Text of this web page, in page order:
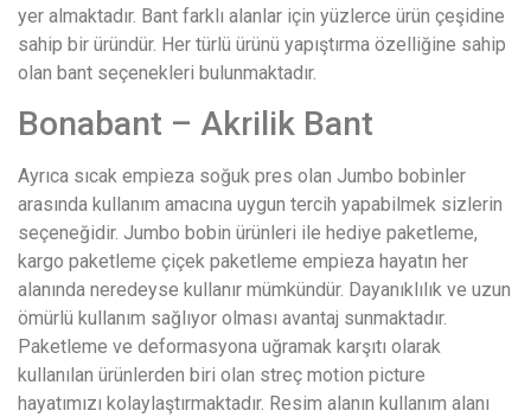
yer almaktadır. Bant farklı alanlar için yüzlerce ürün çeşidine
sahip bir üründür. Her türlü ürünü yapıştırma özelliğine sahip
olan bant seçenekleri bulunmaktadır.
Bonabant – Akrilik Bant
Ayrıca sıcak empieza soğuk pres olan Jumbo bobinler
arasında kullanım amacına uygun tercih yapabilmek sizlerin
seçeneğidir. Jumbo bobin ürünleri ile hediye paketleme,
kargo paketleme çiçek paketleme empieza hayatın her
alanında neredeyse kullanır mümkündür. Dayanıklılık ve uzun
ömürlü kullanım sağlıyor olması avantaj sunmaktadır.
Paketleme ve deformasyona uğramak karşıtı olarak
kullanılan ürünlerden biri olan streç motion picture
hayatımızı kolaylaştırmaktadır. Resim alanın kullanım alanı